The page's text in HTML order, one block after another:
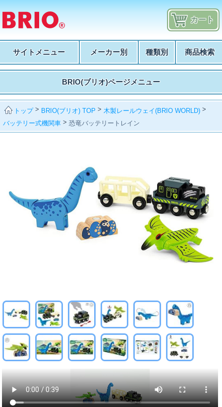
カート
サイトメニュー メーカー別 種類別 商品検索
BRIO(ブリオ)ページメニュー
トップ> BRIO(ブリオ) TOP > 木製レールウェイ(BRIO WORLD) >
バッテリー式機関車 >恐竜バッテリートレイン